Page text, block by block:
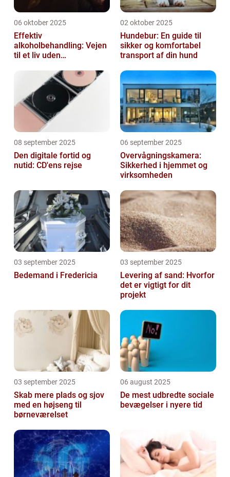
06 oktober 2025
Effektiv
alkoholbehandling: Vejen
til et liv uden
02 oktober 2025
Hundebur: En guide til
sikker og komfortabel
transport af din hund
08 september 2025
Den digitale fortid og
nutid: CD'ens rejse
06 september 2025
Overvågningskamera:
Sikkerhed i hjemmet og
virksomheden
03 september 2025
Bedemand i Fredericia
03 september 2025
Levering af sand: Hvorfor
det er vigtigt for dit
projekt
03 september 2025
Skab mere plads og sjov
med en højseng til
børneværelset
06 august 2025
De mest udbredte sociale
bevægelser i nyere tid